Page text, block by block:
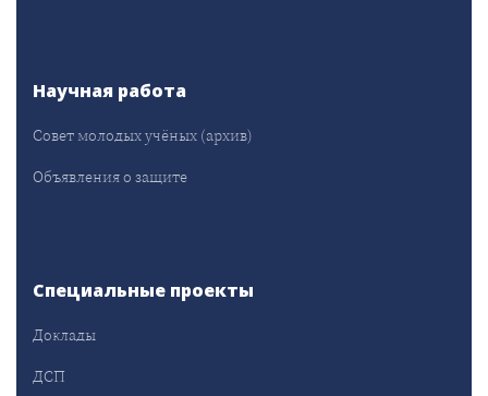
Научная работа
Совет молодых учёных (архив)
Объявления о защите
Специальные проекты
Доклады
ДСП